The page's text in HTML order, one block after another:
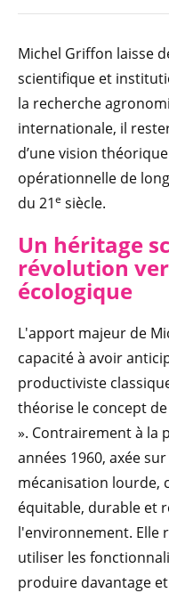
Michel Griffon laisse
scientifique et
la recherche
internationale, il
d’une vision
opérationnelle de
du 21e siècle.
Un héritage
révolution
écologique
L'apport majeur de
capacité à avoir
productiviste
théorise le concept
». Contrairement à la
années 1960, axée
mécanisation lourde,
équitable, durable et
l'environnement. Elle
utiliser les
produire davantage